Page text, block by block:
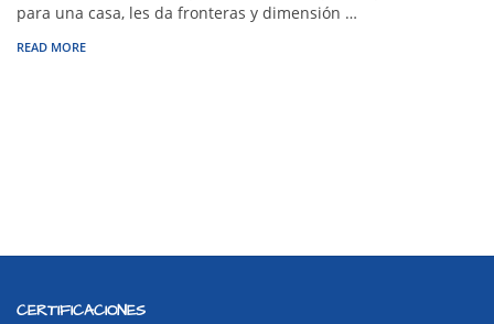
para una casa, les da fronteras y dimensión …
READ MORE
CERTIFICACIONES